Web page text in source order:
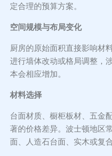
定合理的预算方案。
空间规模与布局变化
厨房的原始面积直接影响材
进行墙体改动或格局调整，
本会相应增加。
材料选择
台面材质、橱柜板材、五金
著的价格差异。波士顿地区
面、人造石台面、实木或复